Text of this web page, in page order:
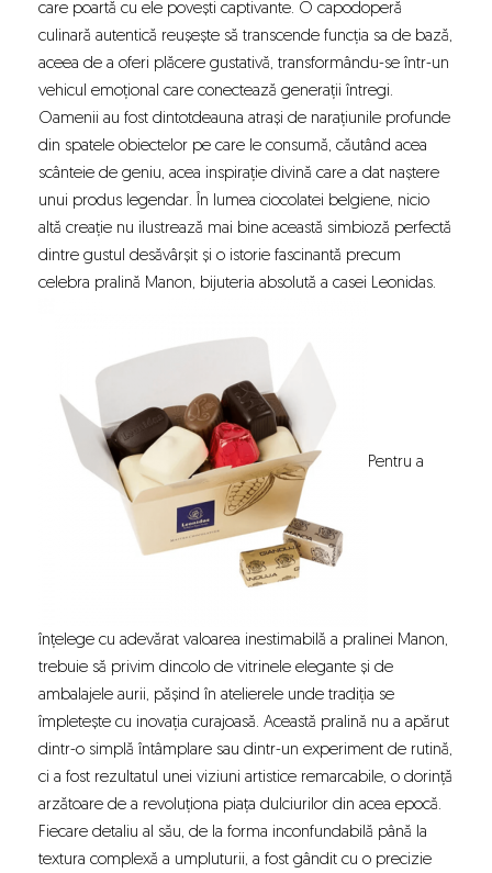
care poartă cu ele povești captivante. O capodoperă
culinară autentică reușește să transcende funcția sa de bază,
aceea de a oferi plăcere gustativă, transformându-se într-un
vehicul emoțional care conectează generații întregi.
Oamenii au fost dintotdeauna atrași de narațiunile profunde
din spatele obiectelor pe care le consumă, căutând acea
scânteie de geniu, acea inspirație divină care a dat naștere
unui produs legendar. În lumea ciocolatei belgiene, nicio
altă creație nu ilustrează mai bine această simbioză perfectă
dintre gustul desăvârșit și o istorie fascinantă precum
celebra pralină Manon, bijuteria absolută a casei Leonidas.
Pentru a
înțelege cu adevărat valoarea inestimabilă a pralinei Manon,
trebuie să privim dincolo de vitrinele elegante și de
ambalajele aurii, pășind în atelierele unde tradiția se
împletește cu inovația curajoasă. Această pralină nu a apărut
dintr-o simplă întâmplare sau dintr-un experiment de rutină,
ci a fost rezultatul unei viziuni artistice remarcabile, o dorință
arzătoare de a revoluționa piața dulciurilor din acea epocă.
Fiecare detaliu al său, de la forma inconfundabilă până la
textura complexă a umpluturii, a fost gândit cu o precizie